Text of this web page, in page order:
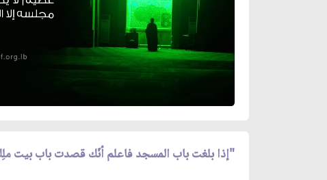
"إذا بلغت باب المسجد فاعلم أنّك قصدت باب بيت